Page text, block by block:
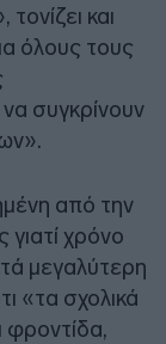
και
όλους τους
συγκρίνουν
από την
χρόνο
μεγαλύτερη
«τα σχολικά
φροντίδα,